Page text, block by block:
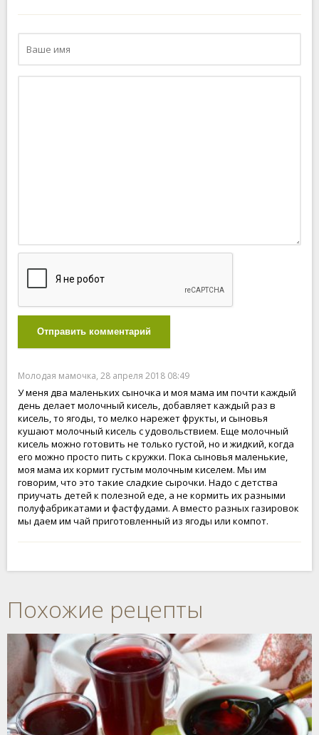
Отправить комментарий
Молодая мамочка, 28 апреля 2018 08:49
У меня два маленьких сыночка и моя мама им почти каждый
день делает молочный кисель, добавляет каждый раз в
кисель, то ягоды, то мелко нарежет фрукты, и сыновья
кушают молочный кисель с удовольствием. Еще молочный
кисель можно готовить не только густой, но и жидкий, когда
его можно просто пить с кружки. Пока сыновья маленькие,
моя мама их кормит густым молочным киселем. Мы им
говорим, что это такие сладкие сырочки. Надо с детства
приучать детей к полезной еде, а не кормить их разными
полуфабрикатами и фастфудами. А вместо разных газировок
мы даем им чай приготовленный из ягоды или компот.
Похожие рецепты